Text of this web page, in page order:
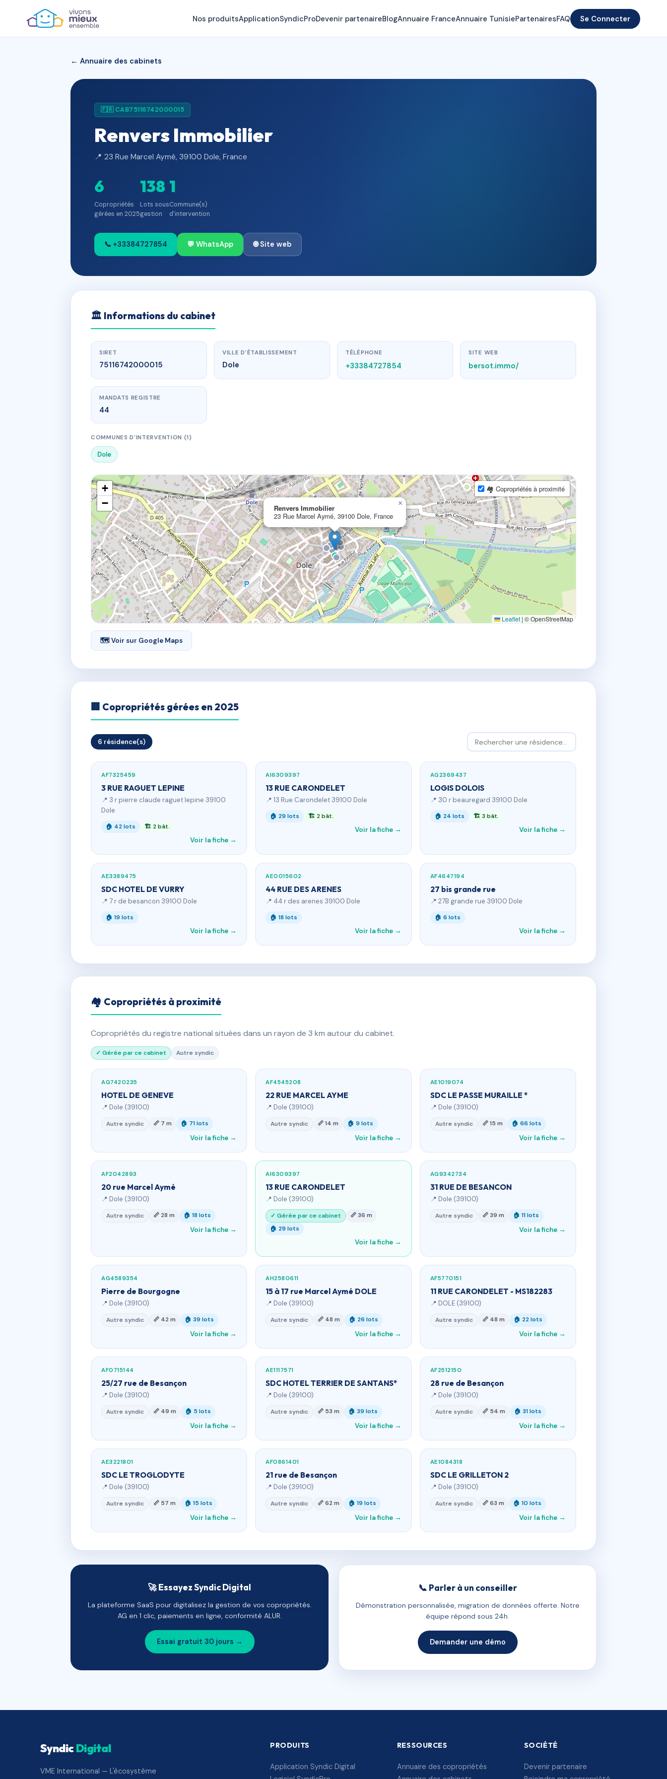
Nos produitsApplicationSyndicProDevenir partenaireBlogAnnuaire FranceAnnuaire TunisiePartenairesFAQ Se Connecter
← Annuaire des cabinets
🇫🇷 CAB75116742000015
Renvers Immobilier
📍 23 Rue Marcel Aymé, 39100 Dole, France
6
Copropriétés
gérées en 2025
138
Lots sous
gestion
1
Commune(s)
d'intervention
📞 +33384727854 💬 WhatsApp 🌐 Site web
🏛 Informations du cabinet
SIRET
75116742000015
VILLE D'ÉTABLISSEMENT
Dole
TÉLÉPHONE
+33384727854
SITE WEB
bersot.immo/
MANDATS REGISTRE
44
COMMUNES D'INTERVENTION (1)
Dole
Renvers Immobilier
23 Rue Marcel Aymé, 39100 Dole, France
×
+
−
🏘 Copropriétés à proximité
Leaflet | © OpenStreetMap
🗺 Voir sur Google Maps
🏢 Copropriétés gérées en 2025
6 résidence(s)
AF7325459
3 RUE RAGUET LEPINE
📍 3 r pierre claude raguet lepine 39100
Dole
🏠 42 lots 🏗 2 bât.
Voir la fiche →
AI6309397
13 RUE CARONDELET
📍 13 Rue Carondelet 39100 Dole
🏠 29 lots 🏗 2 bât.
Voir la fiche →
AG2369437
LOGIS DOLOIS
📍 30 r beauregard 39100 Dole
🏠 24 lots 🏗 3 bât.
Voir la fiche →
AE3389475
SDC HOTEL DE VURRY
📍 7 r de besancon 39100 Dole
🏠 19 lots
Voir la fiche →
AE0015602
44 RUE DES ARENES
📍 44 r des arenes 39100 Dole
🏠 18 lots
Voir la fiche →
AF4647194
27 bis grande rue
📍 27B grande rue 39100 Dole
🏠 6 lots
Voir la fiche →
🏘 Copropriétés à proximité
Copropriétés du registre national situées dans un rayon de 3 km autour du cabinet.
✓ Gérée par ce cabinet Autre syndic
AG7420235
HOTEL DE GENEVE
📍 Dole (39100)
Autre syndic 📏 7 m 🏠 71 lots
Voir la fiche →
AF4545208
22 RUE MARCEL AYME
📍 Dole (39100)
Autre syndic 📏 14 m 🏠 9 lots
Voir la fiche →
AE1019074
SDC LE PASSE MURAILLE *
📍 Dole (39100)
Autre syndic 📏 15 m 🏠 66 lots
Voir la fiche →
AF2042893
20 rue Marcel Aymé
📍 Dole (39100)
Autre syndic 📏 28 m 🏠 18 lots
Voir la fiche →
AI6309397
13 RUE CARONDELET
📍 Dole (39100)
✓ Gérée par ce cabinet
📏 36 m
🏠 29 lots
Voir la fiche →
AG9342734
31 RUE DE BESANCON
📍 Dole (39100)
Autre syndic 📏 39 m 🏠 11 lots
Voir la fiche →
AG4589354
Pierre de Bourgogne
📍 Dole (39100)
Autre syndic 📏 42 m 🏠 39 lots
Voir la fiche →
AH2580611
15 à 17 rue Marcel Aymé DOLE
📍 Dole (39100)
Autre syndic 📏 48 m 🏠 26 lots
Voir la fiche →
AF5770151
11 RUE CARONDELET - MS182283
📍 DOLE (39100)
Autre syndic 📏 48 m 🏠 22 lots
Voir la fiche →
AF0715144
25/27 rue de Besançon
📍 Dole (39100)
Autre syndic 📏 49 m 🏠 5 lots
Voir la fiche →
AE1117571
SDC HOTEL TERRIER DE SANTANS*
📍 Dole (39100)
Autre syndic 📏 53 m 🏠 39 lots
Voir la fiche →
AF2512150
28 rue de Besançon
📍 Dole (39100)
Autre syndic 📏 54 m 🏠 31 lots
Voir la fiche →
AE3221801
SDC LE TROGLODYTE
📍 Dole (39100)
Autre syndic 📏 57 m 🏠 15 lots
Voir la fiche →
AF0861401
21 rue de Besançon
📍 Dole (39100)
Autre syndic 📏 62 m 🏠 19 lots
Voir la fiche →
AE1084318
SDC LE GRILLETON 2
📍 Dole (39100)
Autre syndic 📏 63 m 🏠 10 lots
Voir la fiche →
🚀 Essayez Syndic Digital
La plateforme SaaS pour digitalisez la gestion de vos copropriétés.
AG en 1 clic, paiements en ligne, conformité ALUR.
Essai gratuit 30 jours →
📞 Parler à un conseiller
Démonstration personnalisée, migration de données offerte. Notre
équipe répond sous 24h.
Demander une démo
SyndicDigital
VME International — L'écosystème
PRODUITS
Application Syndic Digital
RESSOURCES
Annuaire des copropriétés
SOCIÉTÉ
Devenir partenaire